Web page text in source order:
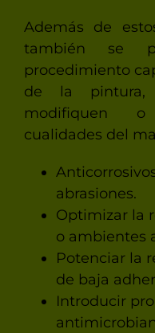
Además de
también se
procedimiento
de la
modifiquen
cualidades del
abrasiones.
Optimizar la
o ambientes
Potenciar la
de baja
Introducir